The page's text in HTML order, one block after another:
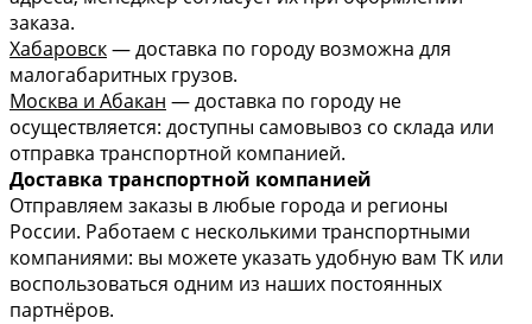
заказа.
Хабаровск— доставка по городу возможна для
малогабаритных грузов.
Москва и Абакан — доставка по городу не
осуществляется: доступны самовывоз со склада или
отправка транспортной компанией.
Доставка транспортной компанией
Отправляем заказы в любые города и регионы
России. Работаем с несколькими транспортными
компаниями: вы можете указать удобную вам ТК или
воспользоваться одним из наших постоянных
партнёров.